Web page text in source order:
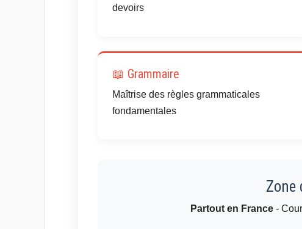
devoirs
📖 Grammaire
Maîtrise des règles grammaticales
fondamentales
Zone
Partout en France -